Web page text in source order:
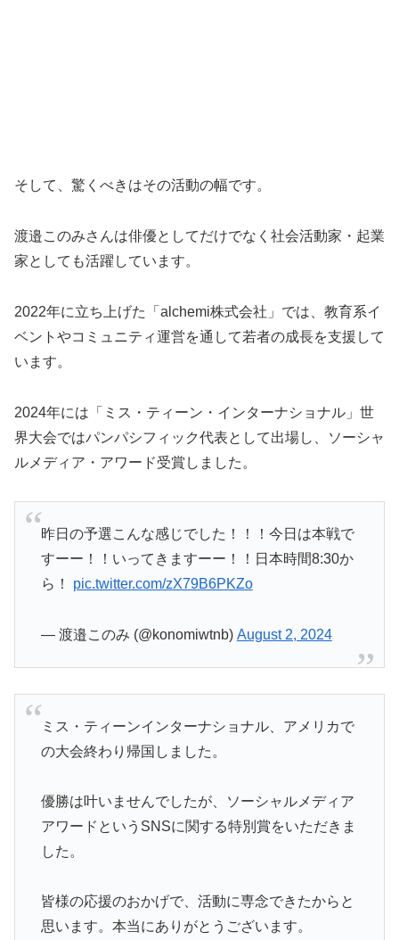
そして、驚くべきはその活動の幅です。
渡邉このみさんは俳優としてだけでなく社会活動家・起業
家としても活躍しています。
2022年に立ち上げた「alchemi株式会社」では、教育系イ
ベントやコミュニティ運営を通して若者の成長を支援して
います。
2024年には「ミス・ティーン・インターナショナル」世
界大会ではパンパシフィック代表として出場し、ソーシャ
ルメディア・アワード受賞しました。
昨日の予選こんな感じでした！！！今日は本戦で
すーー！！いってきますーー！！日本時間8:30か
ら！ pic.twitter.com/zX79B6PKZo
— 渡邉このみ (@konomiwtnb) August 2, 2024
ミス・ティーンインターナショナル、アメリカで
の大会終わり帰国しました。
優勝は叶いませんでしたが、ソーシャルメディア
アワードというSNSに関する特別賞をいただきま
した。
皆様の応援のおかげで、活動に専念できたからと
思います。本当にありがとうございます。